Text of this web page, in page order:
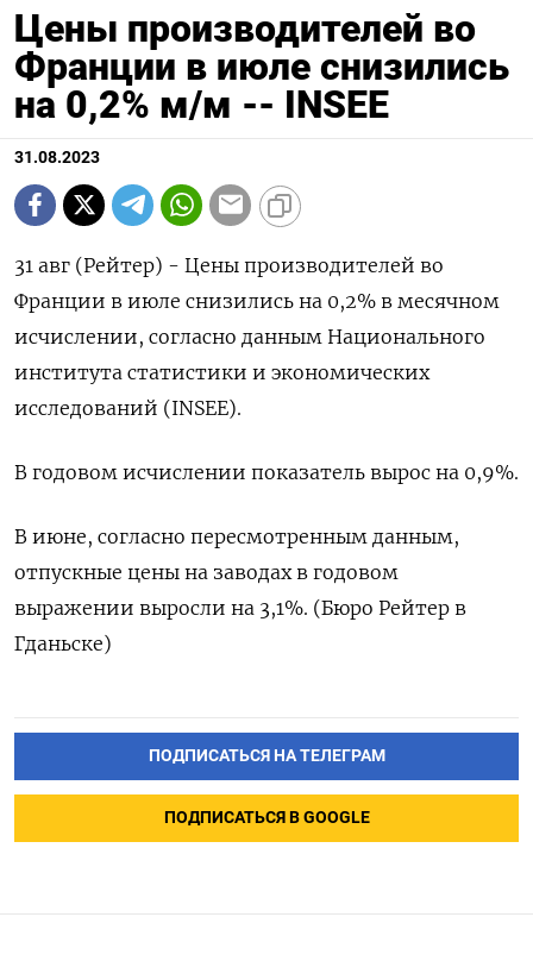
Цены производителей во
Франции в июле снизились
на 0,2% м/м -- INSEE
31.08.2023
31 авг (Рейтер) - Цены производителей во
Франции в июле снизились на 0,2% в месячном
исчислении, согласно данным Национального
института статистики и экономических
исследований (INSEE).
В годовом исчислении показатель вырос на 0,9%.
В июне, согласно пересмотренным данным,
отпускные цены на заводах в годовом
выражении выросли на 3,1%. (Бюро Рейтер в
Гданьске)
ПОДПИСАТЬСЯ НА ТЕЛЕГРАМ
ПОДПИСАТЬСЯ В GOOGLE